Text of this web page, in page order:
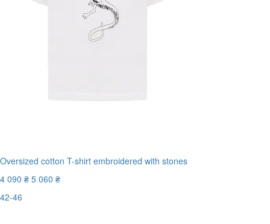
Oversized cotton T-shirt embroidered with stones
4 090 ₴ 5 060 ₴
42-46